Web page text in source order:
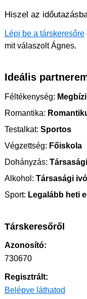
Hiszel az
Lépj be a társkeresőre
mit válaszolt Ágnes.
Ideális
Féltékenység:
Romantika:
Testalkat: Sportos
Végzettség: Főiskola
Dohányzás:
Alkohol: Társasági ivó
Sport: Legalább heti
Társkeresőről
Azonosító:
730670
Regisztrált:
Belépve láthatod